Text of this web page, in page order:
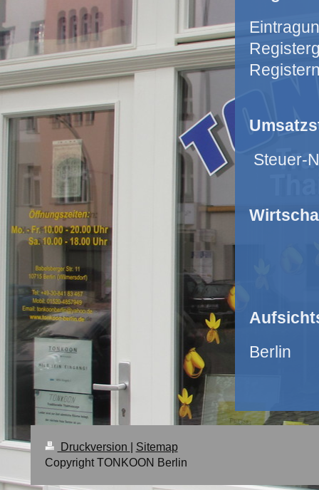
Steuer-
Berlin
Druckversion
Sitemap
Copyright TONKOON Berlin